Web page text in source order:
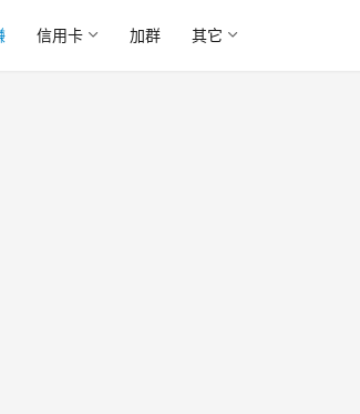
信用卡 加群 其它